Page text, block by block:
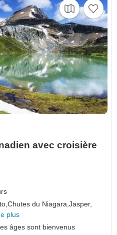
avec croisière
Chutes du Niagara,Jasper,
plus
âges sont bienvenus